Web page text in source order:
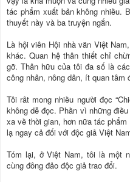
tác phẩm xuất bản không nhiều.
thuyết này và ba truyện ngắn.
Là hội viên Hội nhà văn Việt
khác. Quan hệ thân thiết chỉ
gỡ. Thân hữu của tôi đa số là
công nhân, nông dân, ít quan tâm
Tôi rât mong nhiều người đọc
không dễ đọc. Phần vì những
xa về thời gian, hơn nữa tác
lạ ngay cả đối với độc giả Việt
Tóm lại, ở Việt Nam, tôi là một
cùng đông đảo độc giả trao đổi.